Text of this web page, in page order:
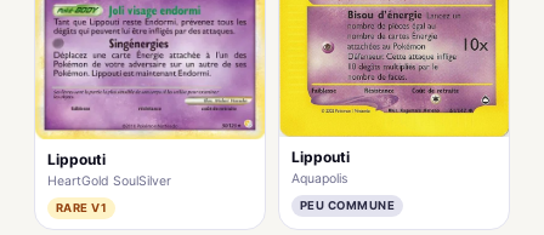
Lippouti
HeartGold SoulSilver
RARE V1
Lippouti
Aquapolis
PEU COMMUNE